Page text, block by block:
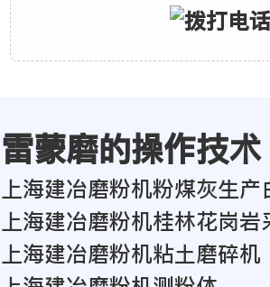
雷蒙磨的操作技
上海建冶磨粉机粉煤灰生产
上海建冶磨粉机桂林花岗岩
上海建冶磨粉机粘土磨碎机